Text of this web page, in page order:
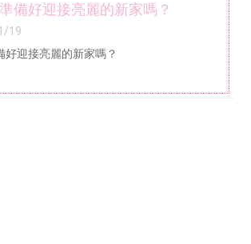
備好迎接亮麗的新家嗎？
19
好迎接亮麗的新家嗎？